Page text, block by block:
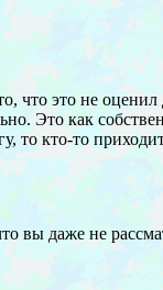
что это не
Это как
то кто-то
вы даже не